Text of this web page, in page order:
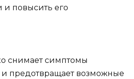
повысить его
снимает симптомы
предотвращает возможные